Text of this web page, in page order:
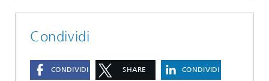
Condividi
CONDIVIDI SHARE CONDIVIDI